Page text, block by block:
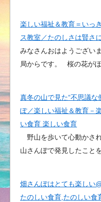
楽しい福祉＆教育＝いっ
ス教室／たのしさは賢さ
みなさんおはようござい
局からです。 桜の花が
真冬の山で見た“不思議な
ぽ／楽しい福祉＆教育－
い食育 楽しい食育
野山を歩いて心動かさ
山さんぽで発見したこと
畑さんぽはとても楽しい
たのしい食育,たのしい食